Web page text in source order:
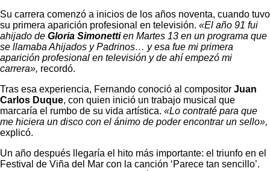
Su carrera comenzó a inicios de los años noventa, cuando tuvo
su primera aparición profesional en televisión. «El año 91 fui
ahijado de Gloria Simonettien Martes 13 en un programa que
se llamaba Ahijados y Padrinos… y esa fue mi primera
aparición profesional en televisión y de ahí empezó mi
carrera», recordó.
Tras esa experiencia, Fernando conoció al compositor Juan
Carlos Duque, con quien inició un trabajo musical que
marcaría el rumbo de su vida artística. «Lo contraté para que
me hiciera un disco con el ánimo de poder encontrar un sello»,
explicó.
Un año después llegaría el hito más importante: el triunfo en el
Festival de Viña del Mar con la canción ‘Parece tan sencillo’.